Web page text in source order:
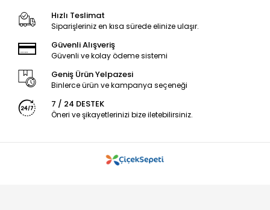
Hızlı Teslimat
Siparişleriniz en kısa sürede elinize ulaşır.
Güvenli Alışveriş
Güvenli ve kolay ödeme sistemi
Geniş Ürün Yelpazesi
Binlerce ürün ve kampanya seçeneği
7 / 24 DESTEK
Öneri ve şikayetlerinizi bize iletebilirsiniz.